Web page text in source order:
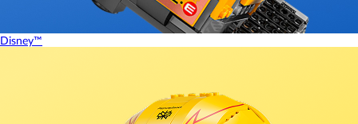
Disney™